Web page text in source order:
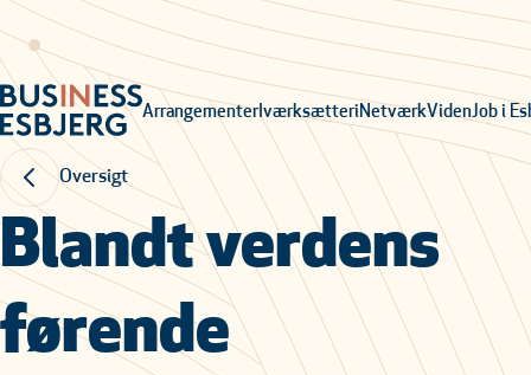
ArrangementerIværksætteriNetværkVidenJob i
Oversigt
Blandt verdens
førende